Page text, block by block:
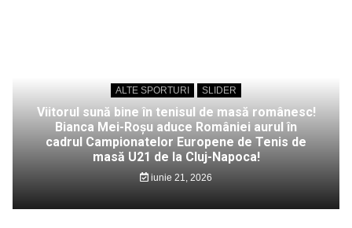
ALTE SPORTURI SLIDER
Viitorul sună bine în tenisul de masă românesc!
Bianca Mei-Roșu aduce României aurul în
cadrul Campionatelor Europene de Tenis de
masă U21 de la Cluj-Napoca!
iunie 21, 2026